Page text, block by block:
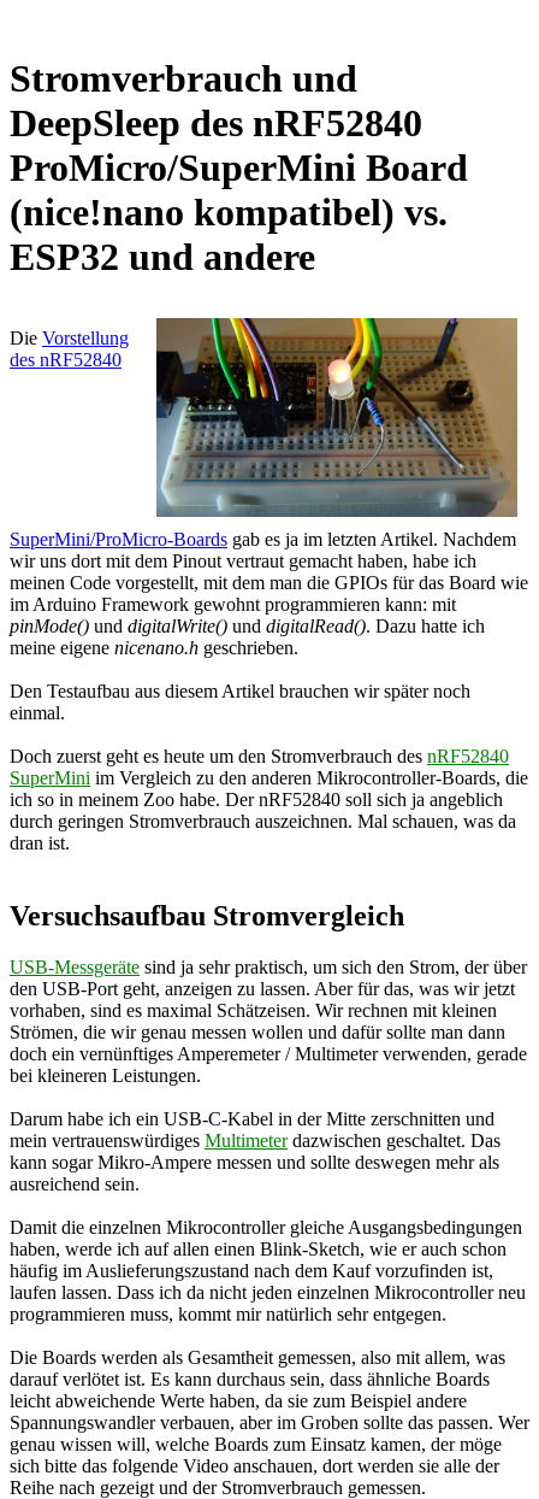
Stromverbrauch und
DeepSleep des nRF52840
ProMicro/SuperMini Board
(nice!nano kompatibel) vs.
ESP32 und andere
Die Vorstellung
des nRF52840
SuperMini/ProMicro-Boards gab es ja im letzten Artikel. Nachdem
wir uns dort mit dem Pinout vertraut gemacht haben, habe ich
meinen Code vorgestellt, mit dem man die GPIOs für das Board wie
im Arduino Framework gewohnt programmieren kann: mit
pinMode() und digitalWrite() und digitalRead(). Dazu hatte ich
meine eigene nicenano.h geschrieben.
Den Testaufbau aus diesem Artikel brauchen wir später noch
einmal.
Doch zuerst geht es heute um den Stromverbrauch des nRF52840
SuperMini im Vergleich zu den anderen Mikrocontroller-Boards, die
ich so in meinem Zoo habe. Der nRF52840 soll sich ja angeblich
durch geringen Stromverbrauch auszeichnen. Mal schauen, was da
dran ist.
Versuchsaufbau Stromvergleich
USB-Messgeräte sind ja sehr praktisch, um sich den Strom, der über
den USB-Port geht, anzeigen zu lassen. Aber für das, was wir jetzt
vorhaben, sind es maximal Schätzeisen. Wir rechnen mit kleinen
Strömen, die wir genau messen wollen und dafür sollte man dann
doch ein vernünftiges Amperemeter / Multimeter verwenden, gerade
bei kleineren Leistungen.
Darum habe ich ein USB-C-Kabel in der Mitte zerschnitten und
mein vertrauenswürdiges Multimeterdazwischen geschaltet. Das
kann sogar Mikro-Ampere messen und sollte deswegen mehr als
ausreichend sein.
Damit die einzelnen Mikrocontroller gleiche Ausgangsbedingungen
haben, werde ich auf allen einen Blink-Sketch, wie er auch schon
häufig im Auslieferungszustand nach dem Kauf vorzufinden ist,
laufen lassen. Dass ich da nicht jeden einzelnen Mikrocontroller neu
programmieren muss, kommt mir natürlich sehr entgegen.
Die Boards werden als Gesamtheit gemessen, also mit allem, was
darauf verlötet ist. Es kann durchaus sein, dass ähnliche Boards
leicht abweichende Werte haben, da sie zum Beispiel andere
Spannungswandler verbauen, aber im Groben sollte das passen. Wer
genau wissen will, welche Boards zum Einsatz kamen, der möge
sich bitte das folgende Video anschauen, dort werden sie alle der
Reihe nach gezeigt und der Stromverbrauch gemessen.